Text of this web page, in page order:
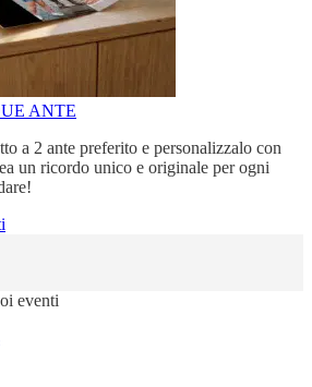
ANTE
a 2 ante preferito e personalizzalo con
un ricordo unico e originale per ogni
eventi